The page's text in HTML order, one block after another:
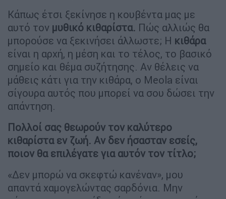
Κάπως έτσι ξεκίνησε η κουβέντα μας με
αυτό τον μυθικό κιθαρίστα. Πώς αλλιώς θα
μπορούσε να ξεκινήσει άλλωστε; Η κιθάρα
είναι η αρχή, η μέση και το τέλος, το βασικό
σημείο και θέμα συζήτησης. Αν θέλεις να
μάθεις κάτι για την κιθάρα, ο Meola είναι
σίγουρα αυτός που μπορεί να σου δώσει την
απάντηση.
Πολλοί σας θεωρούν τον καλύτερο
κιθαρίστα εν ζωή. Αν δεν ήσασταν εσείς,
ποιον θα επιλέγατε για αυτόν τον τίτλο;
«Δεν μπορώ να σκεφτώ κανέναν», μου
απαντά χαμογελώντας σαρδόνια. Μην